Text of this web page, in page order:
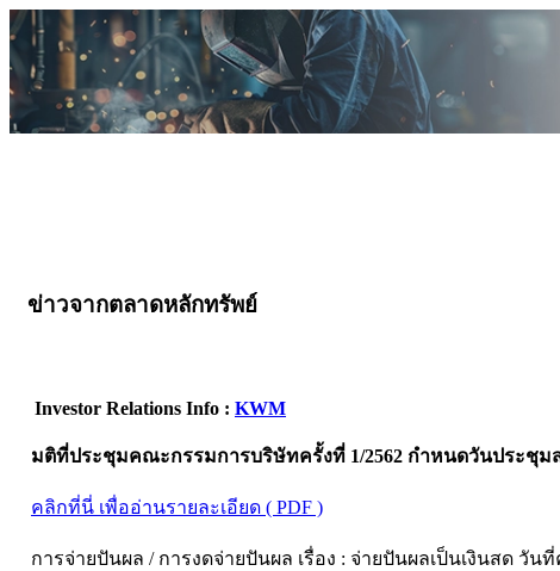
ข่าวจากตลาดหลักทรัพย์
Investor Relations Info : KWM
มติที่ประชุมคณะกรรมการบริษัทครั้งที่ 1/2562 กำหนดวันประชุม
คลิกที่นี่ เพื่ออ่านรายละเอียด ( PDF )
การจ่ายปันผล / การงดจ่ายปันผล เรื่อง : จ่ายปันผลเป็นเงินสด วั